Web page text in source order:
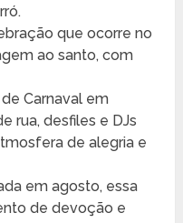
que ocorre no
ao santo, com
Carnaval em
rua, desfiles e DJs
de alegria e
em agosto, essa
de devoção e